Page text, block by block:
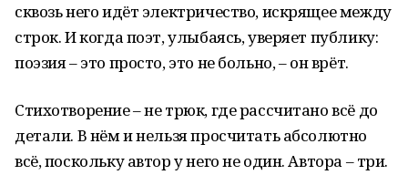
сквозь него идёт электричество, искрящее между
строк. И когда поэт, улыбаясь, уверяет публику:
поэзия – это просто, это не больно, – он врёт.
Стихотворение – не трюк, где рассчитано всё до
детали. В нём и нельзя просчитать абсолютно
всё, поскольку автор у него не один. Автора – три.